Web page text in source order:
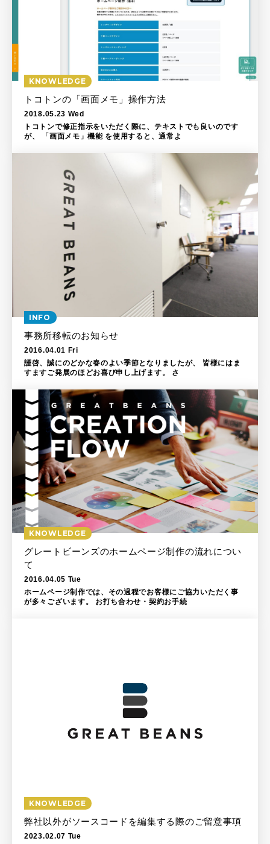
KNOWLEDGE
トコトンの「画面メモ」操作方法
2018.05.23 Wed
トコトンで修正指示をいただく際に、テキストでも良いのです
が、 「画面メモ」機能 を使用すると、通常よ
INFO
事務所移転のお知らせ
2016.04.01 Fri
謹啓、誠にのどかな春のよい季節となりましたが、 皆様にはま
すますご発展のほどお喜び申し上げます。 さ
KNOWLEDGE
グレートビーンズのホームページ制作の流れについ
て
2016.04.05 Tue
ホームページ制作では、その過程でお客様にご協力いただく事
が多々ございます。 お打ち合わせ・契約お手続
KNOWLEDGE
弊社以外がソースコードを編集する際のご留意事項
2023.02.07 Tue